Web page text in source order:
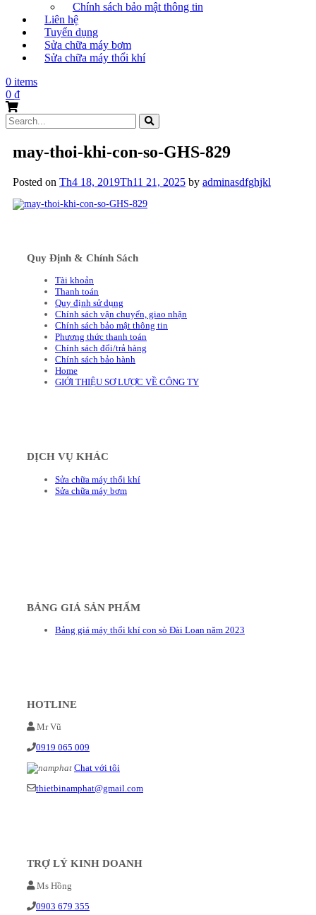
Chính sách bảo mật thông tin
Liên hệ
Tuyển dụng
Sửa chữa máy bơm
Sửa chữa máy thổi khí
0 items
0 ₫
Search
for:
may-thoi-khi-con-so-GHS-829
Posted on Th4 18, 2019Th11 21, 2025 by adminasdfghjkl
Quy Định & Chính Sách
Tài khoản
Thanh toán
Quy định sử dụng
Chính sách vận chuyển, giao nhận
Chính sách bảo mật thông tin
Phương thức thanh toán
Chính sách đổi/trả hàng
Chính sách bảo hành
Home
GIỚI THIỆU SƠ LƯỢC VỀ CÔNG TY
DỊCH VỤ KHÁC
Sửa chữa máy thổi khí
Sửa chữa máy bơm
BẢNG GIÁ SẢN PHẨM
Bảng giá máy thổi khí con sò Đài Loan năm 2023
HOTLINE
Mr Vũ
0919 065 009
Chat với tôi
thietbinamphat@gmail.com
TRỢ LÝ KINH DOANH
Ms Hồng
0903 679 355